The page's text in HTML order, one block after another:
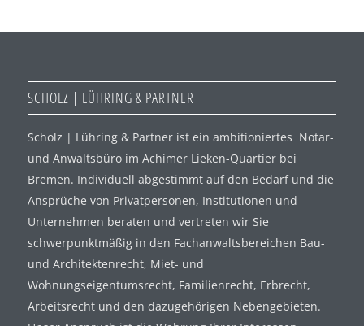
SCHOLZ | LÜHRING & PARTNER
Scholz | Lühring & Partner ist ein ambitioniertes Notar-
und Anwaltsbüro im Achimer Lieken-Quartier bei
Bremen. Individuell abgestimmt auf den Bedarf und die
Ansprüche von Privatpersonen, Institutionen und
Unternehmen beraten und vertreten wir Sie
schwerpunktmäßig in den Fachanwaltsbereichen Bau-
und Architektenrecht, Miet- und
Wohnungseigentumsrecht, Familienrecht, Erbrecht,
Arbeitsrecht und den dazugehörigen Nebengebieten.